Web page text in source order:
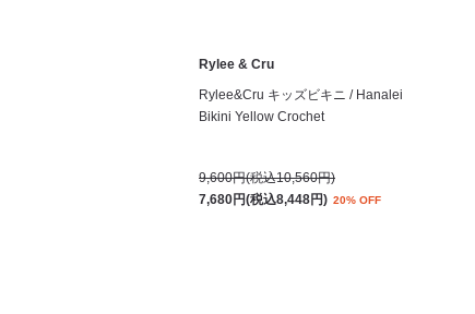
Rylee & Cru
Rylee&Cru キッズビキニ / Hanalei
Bikini Yellow Crochet
9,600円(税込10,560円)
7,680円(税込8,448円) 20% OFF